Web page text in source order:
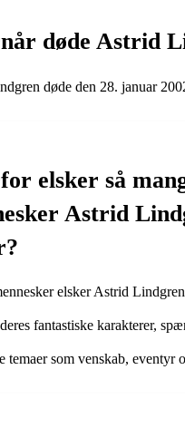
døde Astrid
døde den 28. januar
elsker så
Astrid
elsker Astrid
fantastiske karakterer,
temaer som venskab, eventyr